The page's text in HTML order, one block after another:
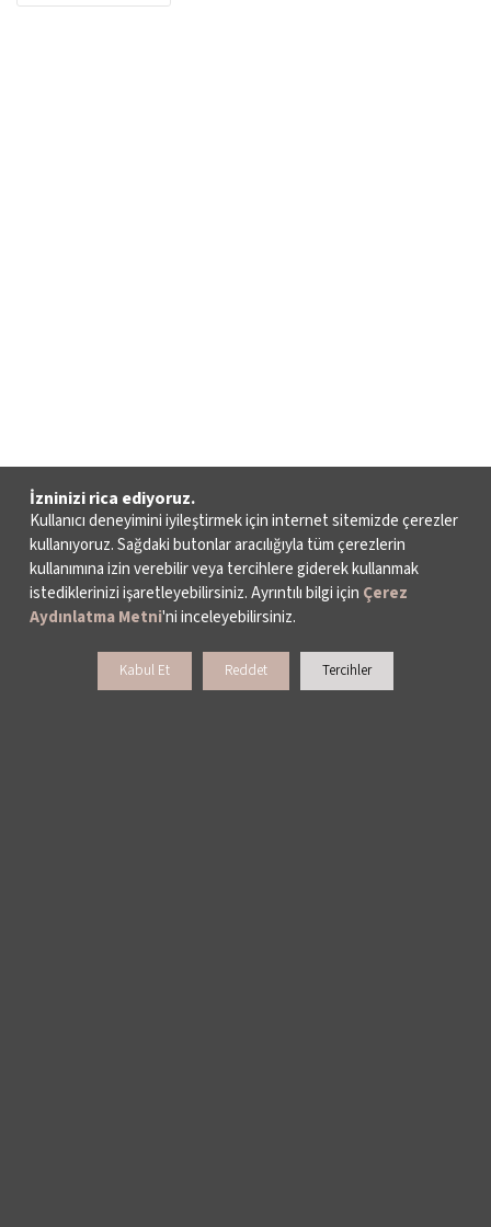
İzninizi rica ediyoruz.
Kullanıcı deneyimini iyileştirmek için internet sitemizde çerezler
kullanıyoruz. Sağdaki butonlar aracılığıyla tüm çerezlerin
kullanımına izin verebilir veya tercihlere giderek kullanmak
istediklerinizi işaretleyebilirsiniz. Ayrıntılı bilgi için Çerez
Aydınlatma Metni'ni inceleyebilirsiniz.
Kabul Et Reddet Tercihler